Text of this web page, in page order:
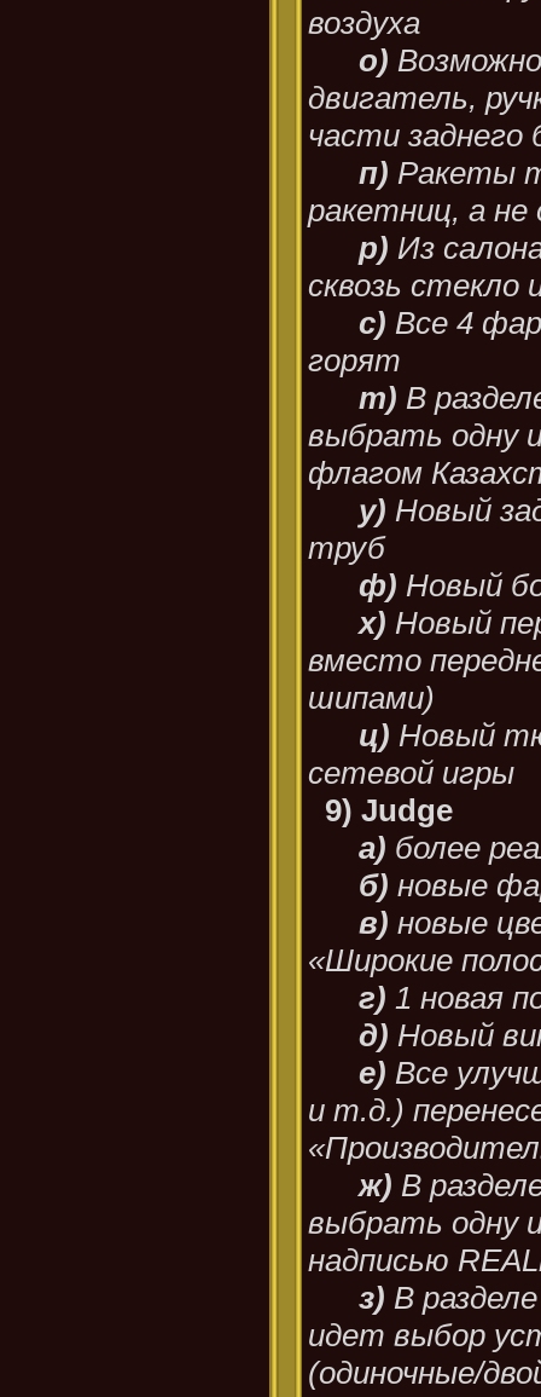
воздуха
о)
двигатель,
части заднего
п) Ракеты
ракетниц, а
р) Из
сквозь стекло
с) Все 4
горят
т) В
выбрать одну
флагом
у) Новый
труб
ф) Новый
х) Новый
вместо
шипами)
ц) Новый
сетевой игры
9) Judge
а) более
б) новые
в) новые
«Широкие
г) 1 новая
д) Новый
е) Все
и т.д.)
ж) В
выбрать одну
надписью
з) В
идет выбор
(одиночные/